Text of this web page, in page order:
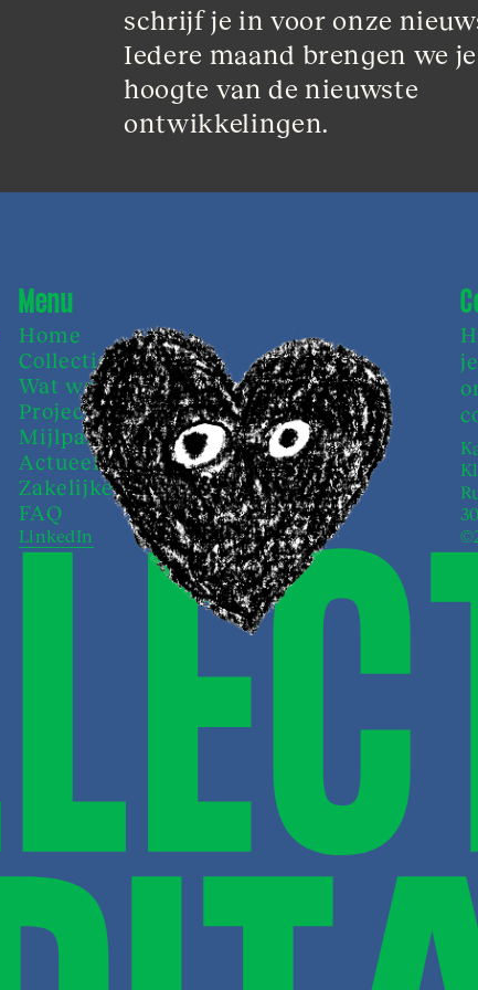
schrijf je in voor onze
Iedere maand brengen we
hoogte van de nieuwste
ontwikkelingen.
Menu
Home
Collectieven
Wat we doen
Projecten
Mijlpalen
Actueel
Zakelijke zaken
FAQ
LinkedIn